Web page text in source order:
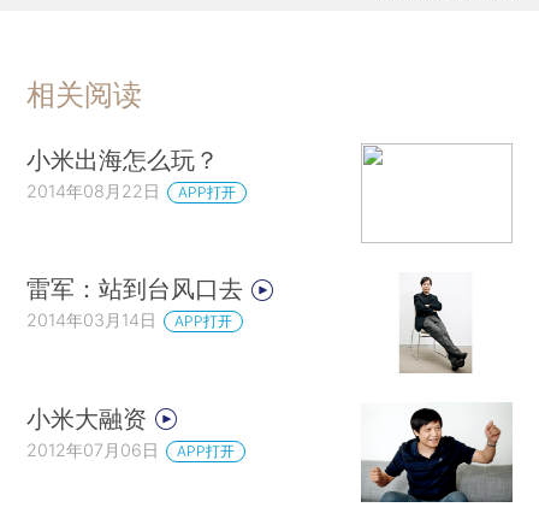
相关阅读
小米出海怎么玩？
2014年08月22日 APP打开
雷军：站到台风口去
2014年03月14日 APP打开
小米大融资
2012年07月06日 APP打开